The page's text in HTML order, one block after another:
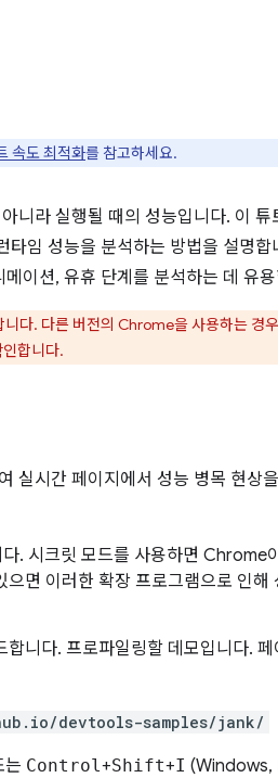
속도 최적화를 참고하세요.
니라 실행될 때의 성능입니다. 이
임 성능을 분석하는 방법을 설명합
이션, 유휴 단계를 분석하는 데 유
다. 다른 버전의 Chrome을 사용하는 경
합니다.
실시간 페이지에서 성능 병목 현상
. 시크릿 모드를 사용하면 Chrome
면 이러한 확장 프로그램으로 인해
니다. 프로파일링할 데모입니다.
devtools-samples/jank/
는 Control+Shift+I (Windows,